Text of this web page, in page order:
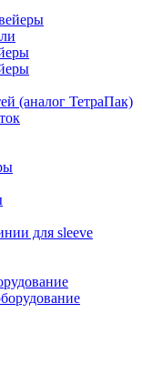
(аналог ТетраПак)
для sleeve